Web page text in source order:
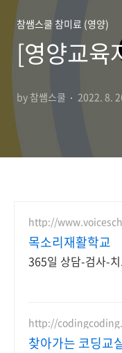
참쌤스쿨 참미료 (영양)
[영양교육
by 참쌤스쿨 2022. 8.
http://
목소리재활학교
365일 상담-검사-
http://
찾아가는 코딩교